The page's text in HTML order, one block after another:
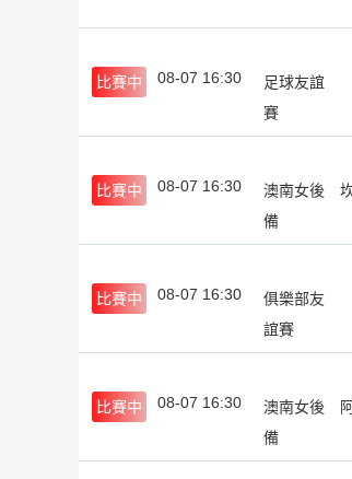
比賽中 08-07 16:30
足球友誼
賽
比賽中 08-07 16:30
澳南女後
備
比賽中 08-07 16:30
俱樂部友
誼賽
比賽中 08-07 16:30
澳南女後
備